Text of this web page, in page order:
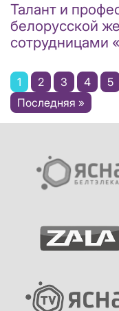
Талант и
белорусской
сотрудницами
Нумерация
страниц
Текущая
страница
1 Page
2 Page
3 Page
4 5
Последняя
страница
Последняя »